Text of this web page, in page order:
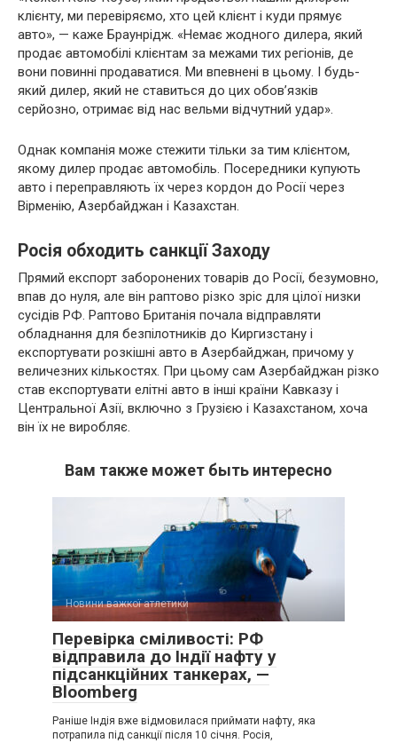
клієнту, ми перевіряємо, хто цей клієнт і куди прямує
авто», — каже Браунрідж. «Немає жодного дилера, який
продає автомобілі клієнтам за межами тих регіонів, де
вони повинні продаватися. Ми впевнені в цьому. І будь-
який дилер, який не ставиться до цих обов’язків
серйозно, отримає від нас вельми відчутний удар».
Однак компанія може стежити тільки за тим клієнтом,
якому дилер продає автомобіль. Посередники купують
авто і переправляють їх через кордон до Росії через
Вірменію, Азербайджан і Казахстан.
Росія обходить санкції Заходу
Прямий експорт заборонених товарів до Росії, безумовно,
впав до нуля, але він раптово різко зріс для цілої низки
сусідів РФ. Раптово Британія почала відправляти
обладнання для безпілотників до Киргизстану і
експортувати розкішні авто в Азербайджан, причому у
величезних кількостях. При цьому сам Азербайджан різко
став експортувати елітні авто в інші країни Кавказу і
Центральної Азії, включно з Грузією і Казахстаном, хоча
він їх не виробляє.
Вам также может быть интересно
Новини важкої атлетики
Перевірка сміливості: РФ
відправила до Індії нафту у
підсанкційних танкерах, —
Bloomberg
Раніше Індія вже відмовилася приймати нафту, яка
потрапила під санкції після 10 січня. Росія,